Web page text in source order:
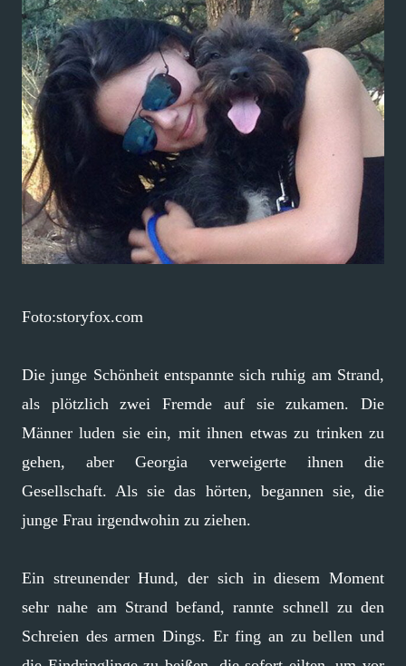
Foto:storyfox.com
Die junge Schönheit entspannte sich ruhig am Strand,
als plötzlich zwei Fremde auf sie zukamen. Die
Männer luden sie ein, mit ihnen etwas zu trinken zu
gehen, aber Georgia verweigerte ihnen die
Gesellschaft. Als sie das hörten, begannen sie, die
junge Frau irgendwohin zu ziehen.
Ein streunender Hund, der sich in diesem Moment
sehr nahe am Strand befand, rannte schnell zu den
Schreien des armen Dings. Er fing an zu bellen und